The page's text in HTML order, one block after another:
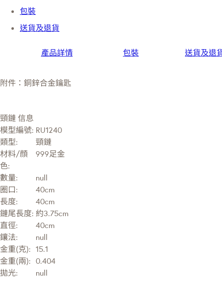
包裝
送貨及退貨
產品詳情 包裝 送貨及退
附件：銅鋅合金鑰匙
頸鏈 信息
模型編號: RU1240
類型:
頸鏈
材料/顔
色:
999足金
數量:
null
圈口:
40cm
長度:
40cm
鏈尾長度: 約3.75cm
直徑:
40cm
鑲法:
null
金重(克): 15.1
金重(兩): 0.404
拋光:
null